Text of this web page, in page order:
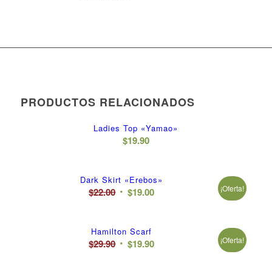
PRODUCTOS RELACIONADOS
Ladies Top «Yamao»
$19.90
Dark Skirt «Erebos»
$22.00 El
era:
$22.00.
$19.00El
$19.00.
¡Oferta!
Hamilton Scarf
$29.90 El $19.90El
¡Oferta!